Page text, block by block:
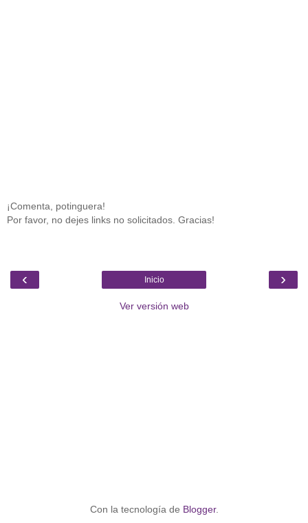
¡Comenta, potinguera!
Por favor, no dejes links no solicitados. Gracias!
‹ ›
Inicio
Ver versión web
Con la tecnología de Blogger.